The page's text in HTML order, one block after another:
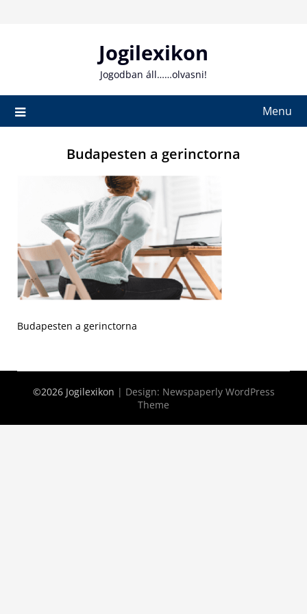
Jogilexikon
Jogodban áll……olvasni!
Menu
Budapesten a gerinctorna
Budapesten a gerinctorna
©2026 Jogilexikon | Design: Newspaperly WordPress
Theme